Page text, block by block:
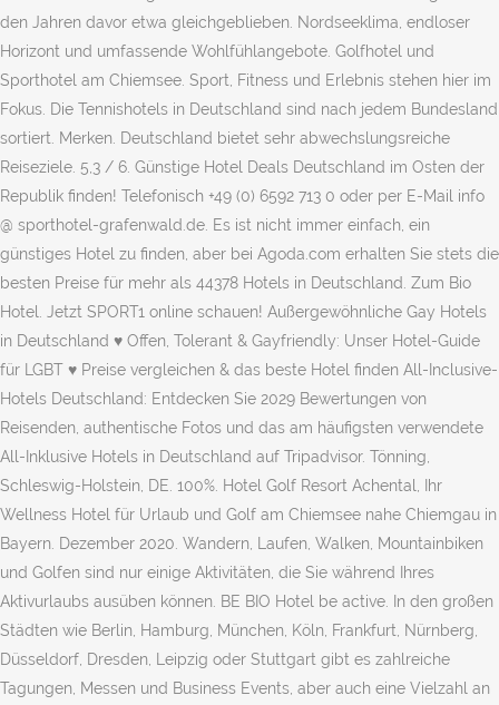
den Jahren davor etwa gleichgeblieben. Nordseeklima, endloser
Horizont und umfassende Wohlfühlangebote. Golfhotel und
Sporthotel am Chiemsee. Sport, Fitness und Erlebnis stehen hier im
Fokus. Die Tennishotels in Deutschland sind nach jedem Bundesland
sortiert. Merken. Deutschland bietet sehr abwechslungsreiche
Reiseziele. 5,3 / 6. Günstige Hotel Deals Deutschland im Osten der
Republik finden! Telefonisch +49 (0) 6592 713 0 oder per E-Mail info
@ sporthotel-grafenwald.de. Es ist nicht immer einfach, ein
günstiges Hotel zu finden, aber bei Agoda.com erhalten Sie stets die
besten Preise für mehr als 44378 Hotels in Deutschland. Zum Bio
Hotel. Jetzt SPORT1 online schauen! Außergewöhnliche Gay Hotels
in Deutschland ♥ Offen, Tolerant & Gayfriendly: Unser Hotel-Guide
für LGBT ♥ Preise vergleichen & das beste Hotel finden All-Inclusive-
Hotels Deutschland: Entdecken Sie 2029 Bewertungen von
Reisenden, authentische Fotos und das am häufigsten verwendete
All-Inklusive Hotels in Deutschland auf Tripadvisor. Tönning,
Schleswig-Holstein, DE. 100%. Hotel Golf Resort Achental, Ihr
Wellness Hotel für Urlaub und Golf am Chiemsee nahe Chiemgau in
Bayern. Dezember 2020. Wandern, Laufen, Walken, Mountainbiken
und Golfen sind nur einige Aktivitäten, die Sie während Ihres
Aktivurlaubs ausüben können. BE BIO Hotel be active. In den großen
Städten wie Berlin, Hamburg, München, Köln, Frankfurt, Nürnberg,
Düsseldorf, Dresden, Leipzig oder Stuttgart gibt es zahlreiche
Tagungen, Messen und Business Events, aber auch eine Vielzahl an